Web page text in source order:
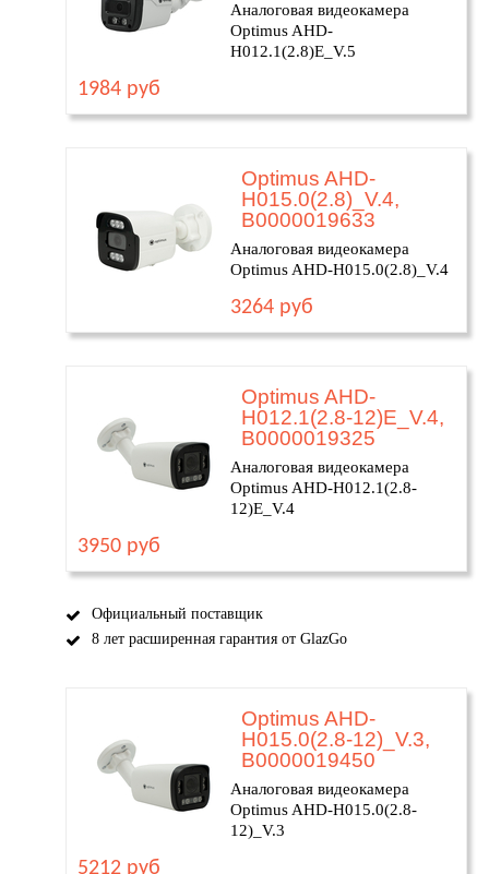
Аналоговая видеокамера
Optimus AHD-
H012.1(2.8)E_V.5
1984 руб
Optimus AHD-
H015.0(2.8)_V.4,
В0000019633
Аналоговая видеокамера
Optimus AHD-H015.0(2.8)_V.4
3264 руб
Optimus AHD-
H012.1(2.8-12)E_V.4,
В0000019325
Аналоговая видеокамера
Optimus AHD-H012.1(2.8-
12)E_V.4
3950 руб
Официальный поставщик
8 лет расширенная гарантия от GlazGo
Optimus AHD-
H015.0(2.8-12)_V.3,
В0000019450
Аналоговая видеокамера
Optimus AHD-H015.0(2.8-
12)_V.3
5212 руб